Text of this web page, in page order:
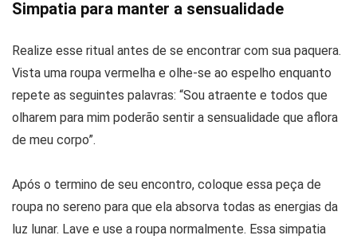
Simpatia para manter a sensualidade
Realize esse ritual antes de se encontrar com sua paquera.
Vista uma roupa vermelha e olhe-se ao espelho enquanto
repete as seguintes palavras: “Sou atraente e todos que
olharem para mim poderão sentir a sensualidade que aflora
de meu corpo”.
Após o termino de seu encontro, coloque essa peça de
roupa no sereno para que ela absorva todas as energias da
luz lunar. Lave e use a roupa normalmente. Essa simpatia